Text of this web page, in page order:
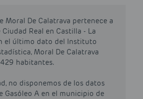
Moral De Calatrava pertenece a
Ciudad Real en Castilla - La
el último dato del Instituto
Moral De Calatrava
habitantes.
no disponemos de los datos
Gasóleo A en el municipio de